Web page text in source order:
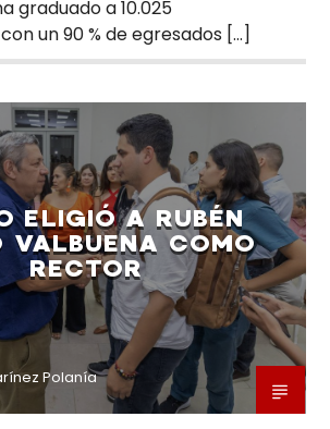
graduado a 10.025
un 90 % de egresados […]
ELIGIÓ A RUBÉN
VALBUENA COMO
RECTOR
Polanía